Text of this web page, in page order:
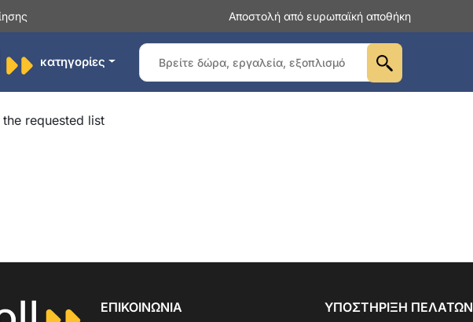
Αποστολή από ευρωπαϊκή αποθήκη
κατηγορίες
requested list
ΕΠΙΚΟΙΝΩΝΊΑ ΥΠΟΣΤΉΡΙΞΗ ΠΕΛΑΤΏΝ